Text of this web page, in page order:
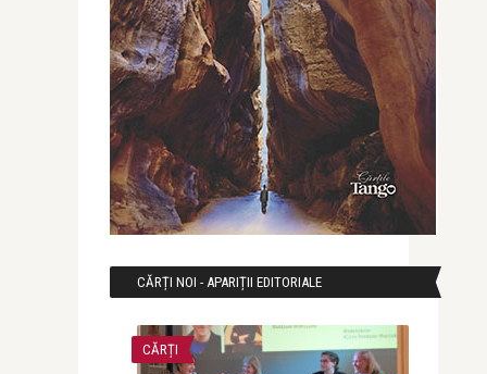
CĂRȚI NOI - APARIȚII EDITORIALE
CĂRȚI